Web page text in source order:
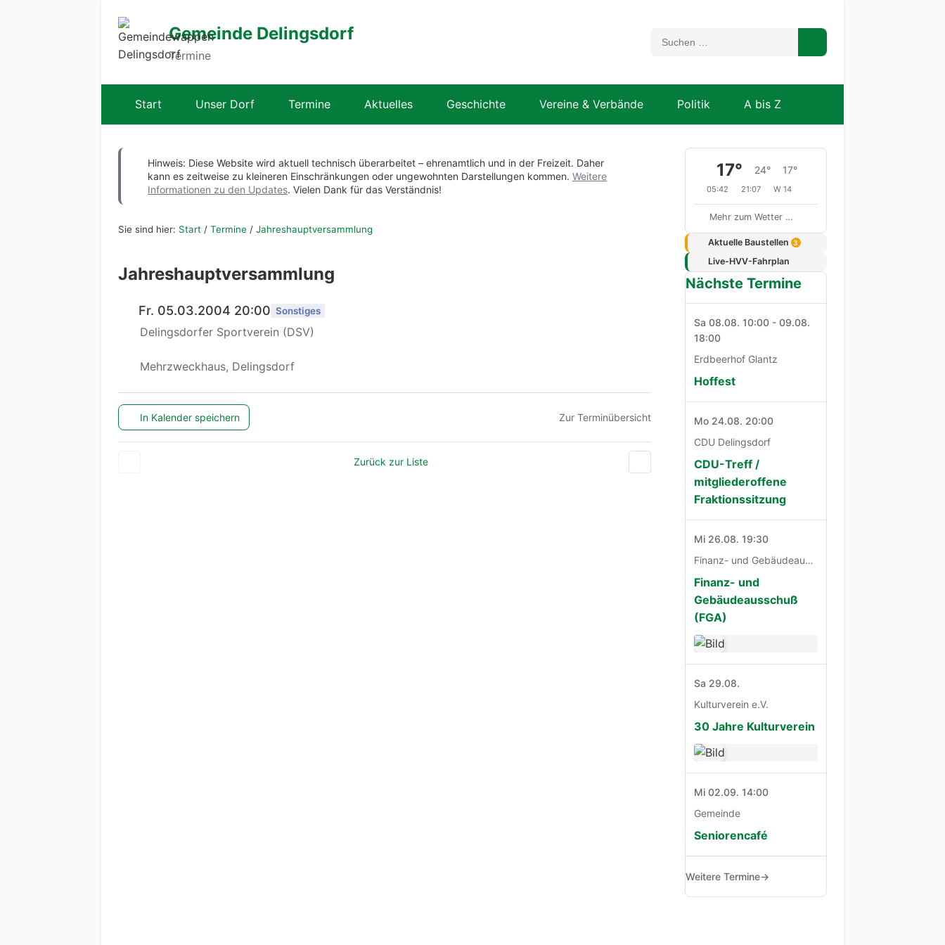
Gemeinde Delingsdorf
Termine
Start Unser Dorf Termine Aktuelles Geschichte Vereine & Verbände Politik A bis Z
Hinweis: Diese Website wird aktuell technisch überarbeitet – ehrenamtlich und in der Freizeit. Daher
kann es zeitweise zu kleineren Einschränkungen oder ungewohnten Darstellungen kommen. Weitere
Informationen zu den Updates. Vielen Dank für das Verständnis!
Sie sind hier: Start / Termine / Jahreshauptversammlung
Jahreshauptversammlung
Fr. 05.03.2004 20:00 Sonstiges
Delingsdorfer Sportverein (DSV)
Mehrzweckhaus, Delingsdorf
In Kalender speichern Zur Terminübersicht
Zurück zur Liste
17° 24° 17°
05:42 21:07 W 14
Mehr zum Wetter …
Aktuelle Baustellen 3
Live-HVV-Fahrplan
Nächste Termine
Sa 08.08. 10:00 - 09.08.
18:00
Erdbeerhof Glantz
Hoffest
Mo 24.08. 20:00
CDU Delingsdorf
CDU-Treff /
mitgliederoffene
Fraktionssitzung
Mi 26.08. 19:30
Finanz- und Gebäudeausschuß
Finanz- und
Gebäudeausschuß
(FGA)
Sa 29.08.
Kulturverein e.V.
30 Jahre Kulturverein
Mi 02.09. 14:00
Gemeinde
Seniorencafé
Weitere Termine→